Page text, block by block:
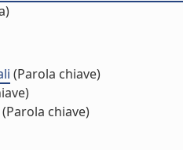
(Parola chiave)
(Parola chiave)